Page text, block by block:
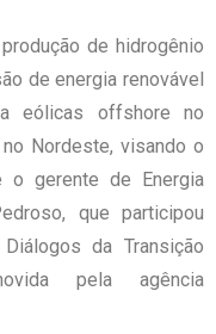
de hidrogênio
de energia renovável
eólicas offshore no
Nordeste, visando o
gerente de Energia
que participou
da Transição
pela agência